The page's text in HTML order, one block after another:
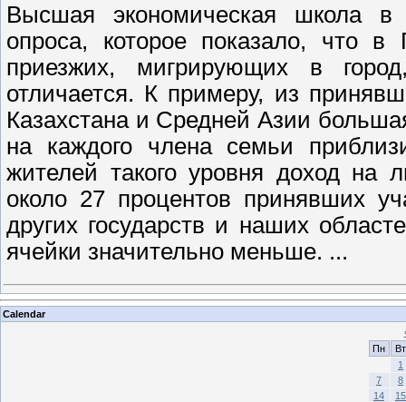
Высшая экономическая школа в
опроса, которое показало, что
приезжих, мигрирующих в
отличается. К примеру, из
Казахстана и Средней Азии
на каждого члена семьи
жителей такого уровня доход на
около 27 процентов принявших
других государств и наших
ячейки значительно меньше. ...
Calendar
Пн
Вт
1
7
8
14
15